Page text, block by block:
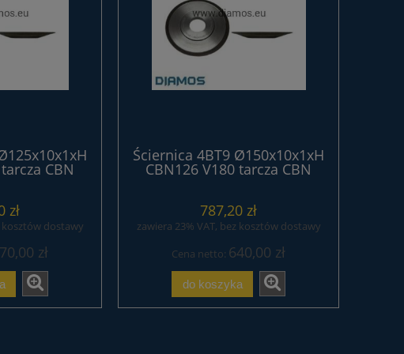
CBN
zł
kosztów dostawy
zł
Ściernica 4BT9 Ø150x10x1xH
CBN126 V180 tarcza CBN
787,20 zł
zawiera 23% VAT, bez kosztów dostawy
Cena netto: 640,00 zł
do koszyka